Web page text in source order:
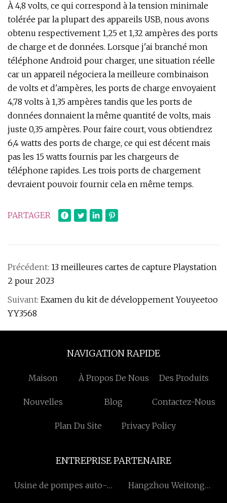
À 4,8 volts, ce qui correspond à la tension minimale
tolérée par la plupart des appareils USB, nous avons
obtenu respectivement 1,25 et 1,32 ampères des ports
de charge et de données. Lorsque j'ai branché mon
téléphone Android pour charger, une situation réelle
car un appareil négociera la meilleure combinaison
de volts et d'ampères, les ports de charge envoyaient
4,78 volts à 1,35 ampères tandis que les ports de
données donnaient la même quantité de volts, mais
juste 0,35 ampères. Pour faire court, vous obtiendrez
6,4 watts des ports de charge, ce qui est décent mais
pas les 15 watts fournis par les chargeurs de
téléphone rapides. Les trois ports de chargement
devraient pouvoir fournir cela en même temps.
PARTAGER
Précédent: 13 meilleures cartes de capture Playstation
2 pour 2023
Suivant: Examen du kit de développement Youyeetoo
YY3568
NAVIGATION RAPIDE
Maison À Propos De Nous Des Produits
Nouvelles Blog Contactez-Nous
Plan Du Site Privacy Policy
ENTREPRISE PARTENAIRE
Usine de pompes auto-
Hangzhou Weitong